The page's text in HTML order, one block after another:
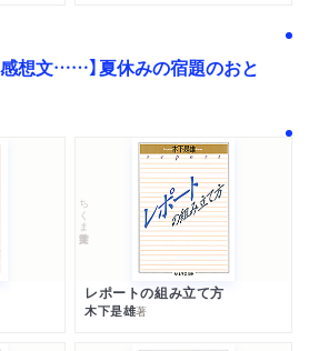
感想文……】夏休みの宿題のおと
ちくま学芸文庫
レポートの組み立て方
木下是雄著